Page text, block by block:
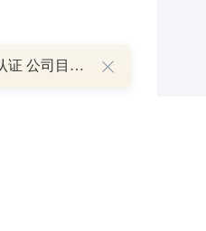
阳光电源：FCC政策主要限制新产品认证 公司目前在美销售的光伏逆变器、储能系统不受影响